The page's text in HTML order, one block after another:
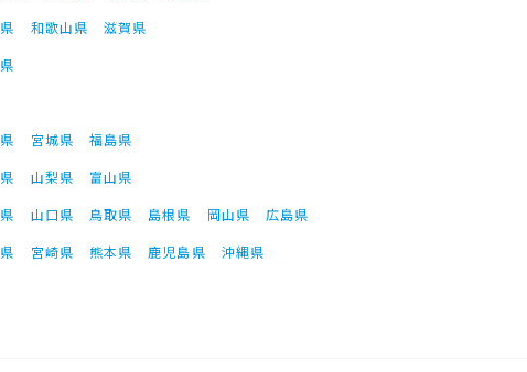
和歌山県
滋賀県
宮城県
福島県
山梨県
富山県
山口県 鳥取県 島根県 岡山県
広島県
宮崎県 熊本県 鹿児島県 沖縄県